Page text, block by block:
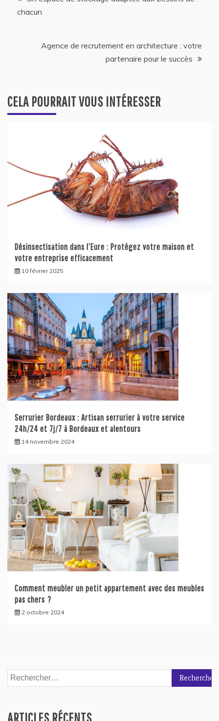
l’article
chacun
Agence de recrutement en architecture : votre
partenaire pour le succès
CELA POURRAIT VOUS INTÉRESSER
Désinsectisation dans l’Eure : Protégez votre maison et
votre entreprise efficacement
10 février 2025
Serrurier Bordeaux : Artisan serrurier à votre service
24h/24 et 7j/7 à Bordeaux et alentours
14 novembre 2024
Comment meubler un petit appartement avec des meubles
pas chers ?
2 octobre 2024
Rechercher :